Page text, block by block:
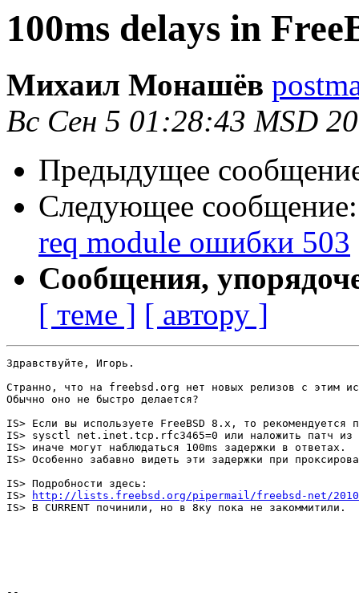
100ms delays in
Михаил Монашёв
Вс Сен 5 01:28:43 MSD
Предыдущее
Следующее
req module ошибки 503
Сообщения,
[ теме ] [ автору ]
Здравствуйте, Игорь.
Странно, что на freebsd.org нет новых релизов с этим
Обычно оно не быстро делается?
IS> Если вы используете FreeBSD 8.x, то рекомендуется
IS> sysctl net.inet.tcp.rfc3465=0 или наложить патч из
IS> иначе могут наблюдаться 100ms задержки в ответах.
IS> Особенно забавно видеть эти задержки при
IS> Подробности здесь:
IS>
http://lists.freebsd.org/pipermail/freebsd-net/
IS> В CURRENT починили, но в 8ку пока не закоммитили.
--